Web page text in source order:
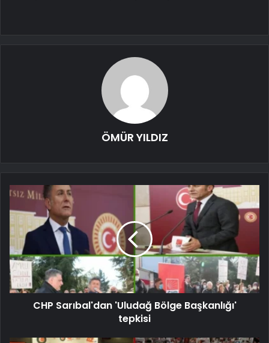
ÖMÜR YILDIZ
CHP Sarıbal'dan 'Uludağ Bölge Başkanlığı'
tepkisi